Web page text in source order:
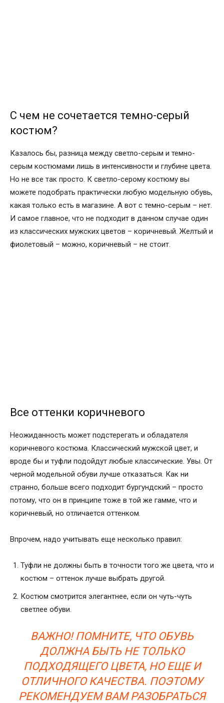
С чем не сочетается темно-серый
костюм?
Казалось бы, разница между светло-серым и темно-
серым костюмами лишь в интенсивности и глубине цвета.
Но не все так просто. К светло-серому костюму вы
можете подобрать практически любую модельную обувь,
какая только есть в магазине. А вот с темно-серым – нет.
И самое главное, что не подходит в данном случае один
из классических мужских цветов – коричневый. Желтый и
фиолетовый – можно, коричневый – не стоит.
Все оттенки коричневого
Неожиданность может подстерегать и обладателя
коричневого костюма. Классический мужской цвет, и
вроде бы и туфли подойдут любые классические. Увы. От
черной модельной обуви лучше отказаться. Как ни
странно, больше всего подходит бургундский – просто
потому, что он в принципе тоже в той же гамме, что и
коричневый, но отличается оттенком.
Впрочем, надо учитывать еще несколько правил:
Туфли не должны быть в точности того же цвета, что и
костюм – оттенок лучше выбрать другой.
Костюм смотрится элегантнее, если он чуть-чуть
светлее обуви.
ВАЖНО! ПОМНИТЕ, ЧТО ОБУВЬ
ДОЛЖНА БЫТЬ НЕ ТОЛЬКО
ПОДХОДЯЩЕГО ЦВЕТА, НО ЕЩЕ И
ОТЛИЧНОГО КАЧЕСТВА. ПОЭТОМУ
РЕКОМЕНДУЕМ ВАМ РАЗОБРАТЬСЯ